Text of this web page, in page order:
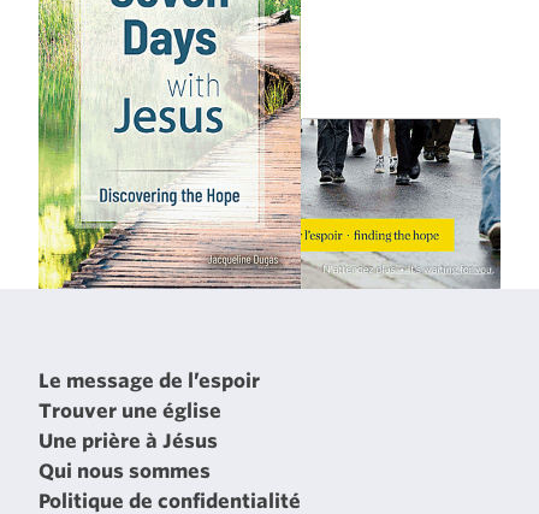
Le message de l’espoir
Trouver une église
Une prière à Jésus
Qui nous sommes
Politique de confidentialité